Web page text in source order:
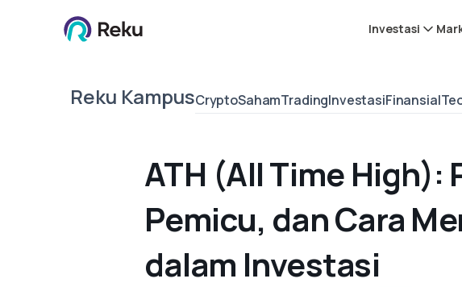
Investasi
Reku KampusCryptoSahamTradingInvestasiFinansial
ATH (All Time
Pemicu, dan Cara
dalam Investasi